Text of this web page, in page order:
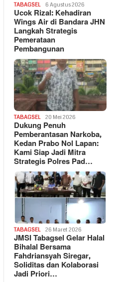
TABAGSEL 6 Agustus 2026
Ucok Rizal: Kehadiran
Wings Air di Bandara JHN
Langkah Strategis
Pemerataan
Pembangunan
TABAGSEL 20 Mei 2026
Dukung Penuh
Pemberantasan Narkoba,
Kedan Prabo Nol Lapan:
Kami Siap Jadi Mitra
Strategis Polres Pad…
TABAGSEL 26 Maret 2026
JMSI Tabagsel Gelar Halal
Bihalal Bersama
Fahdriansyah Siregar,
Soliditas dan Kolaborasi
Jadi Priori…